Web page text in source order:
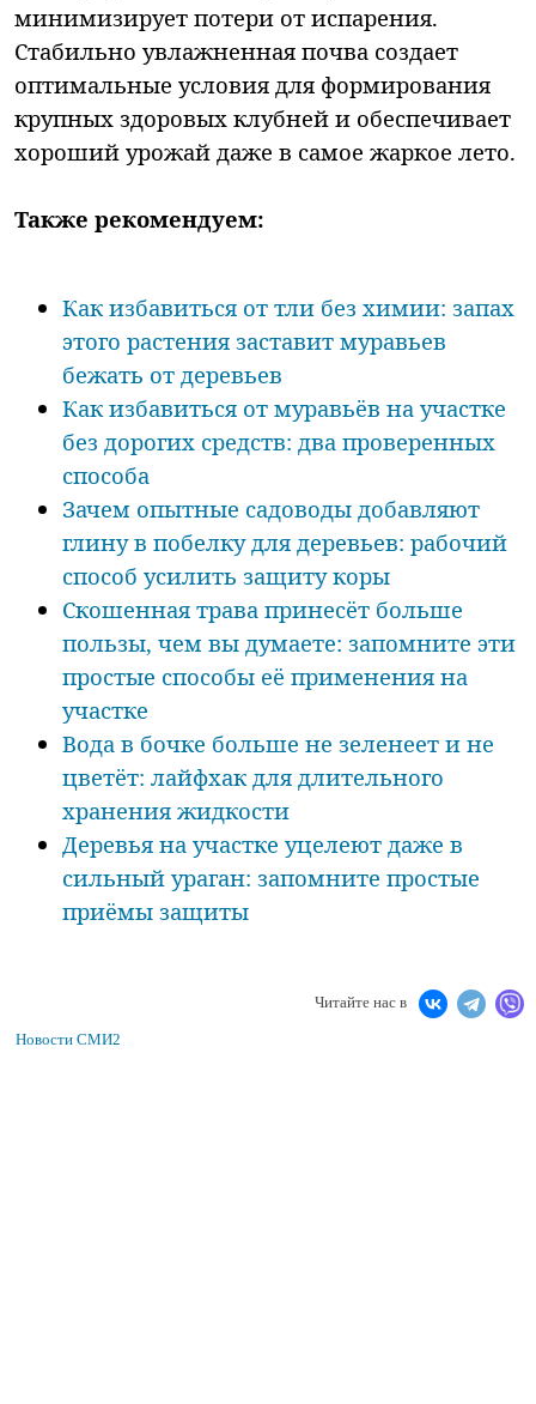
минимизирует потери от испарения.
Стабильно увлажненная почва создает
оптимальные условия для формирования
крупных здоровых клубней и обеспечивает
хороший урожай даже в самое жаркое лето.
Также рекомендуем:
Как избавиться от тли без химии: запах
этого растения заставит муравьев
бежать от деревьев
Как избавиться от муравьёв на участке
без дорогих средств: два проверенных
способа
Зачем опытные садоводы добавляют
глину в побелку для деревьев: рабочий
способ усилить защиту коры
Скошенная трава принесёт больше
пользы, чем вы думаете: запомните эти
простые способы её применения на
участке
Вода в бочке больше не зеленеет и не
цветёт: лайфхак для длительного
хранения жидкости
Деревья на участке уцелеют даже в
сильный ураган: запомните простые
приёмы защиты
Читайте нас в
Новости СМИ2